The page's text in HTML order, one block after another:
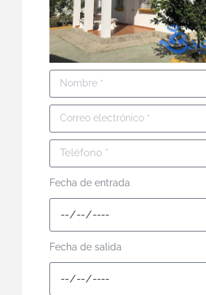
Fecha de entrada
Fecha de salida